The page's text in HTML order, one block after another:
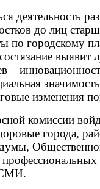
деятельность
до лиц
по городскому
–
изменения
комиссии
города,
СМИ.